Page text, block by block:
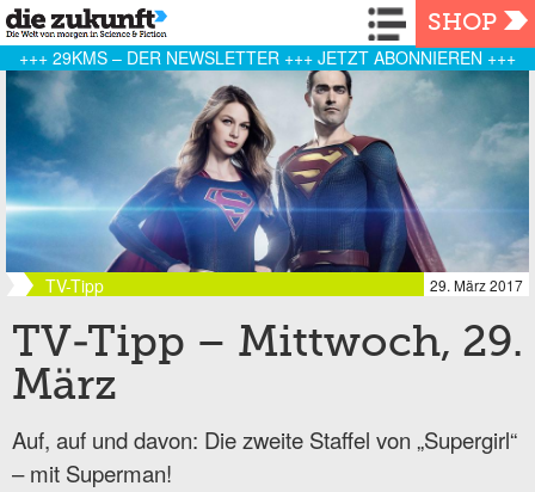
Navigation
SHOP
+++ 29KMS – DER NEWSLETTER +++ JETZT ABONNIEREN +++
TV-Tipp 29. März 2017
TV-Tipp – Mittwoch, 29.
März
Auf, auf und davon: Die zweite Staffel von „Supergirl“
– mit Superman!